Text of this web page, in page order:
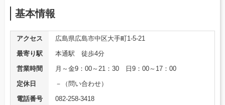
基本情報
アクセス
広島県広島市中区大手町1-5-21
最寄り駅
本通駅 徒歩4分
営業時間
月～金9：00～21：30 日9：00～17：00
定休日
－（問い合わせ）
電話番号
082-258-3418